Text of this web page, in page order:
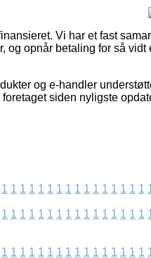
Vi har et fast
og opnår betaling for så
og e-handler
siden nyligste
1 1 1 1 1 1 1 1 1 1 1 1 1 1 1 1
1 1 1 1 1 1 1 1 1 1 1 1 1 1 1 1
1 1 1 1 1 1 1 1 1 1 1 1 1 1 1 1